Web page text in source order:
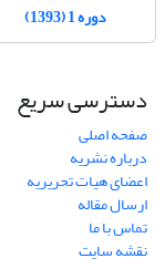
دوره 1 (1393)
دسترسی سریع
صفحه اصلی
درباره نشریه
اعضای هیات تحریریه
ارسال مقاله
تماس با ما
نقشه سایت